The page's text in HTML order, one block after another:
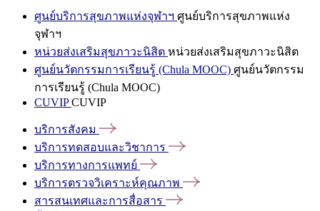
ศูนย์บริการสุขภาพแห่งจุฬาฯ ศูนย์บริการสุขภาพแห่ง
จุฬาฯ
หน่วยส่งเสริมสุขภาวะนิสิต หน่วยส่งเสริมสุขภาวะนิสิต
ศูนย์นวัตกรรมการเรียนรู้ (Chula MOOC) ศูนย์นวัตกรรม
การเรียนรู้ (Chula MOOC)
CUVIPCUVIP
บริการสังคม
บริการทดสอบและวิชาการ
บริการทางการแพทย์
บริการตรวจวิเคราะห์คุณภาพ
สารสนเทศและการสื่อสาร